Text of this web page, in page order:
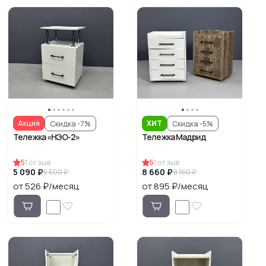
Акция Скидка -7%
Тележка «НЭО-2»
51 отзыв
5 090 ₽5 500 ₽
от 526 ₽/месяц
ХИТ Скидка -5%
Тележка Мадрид
51 отзыв
8 660 ₽9 160 ₽
от 895 ₽/месяц